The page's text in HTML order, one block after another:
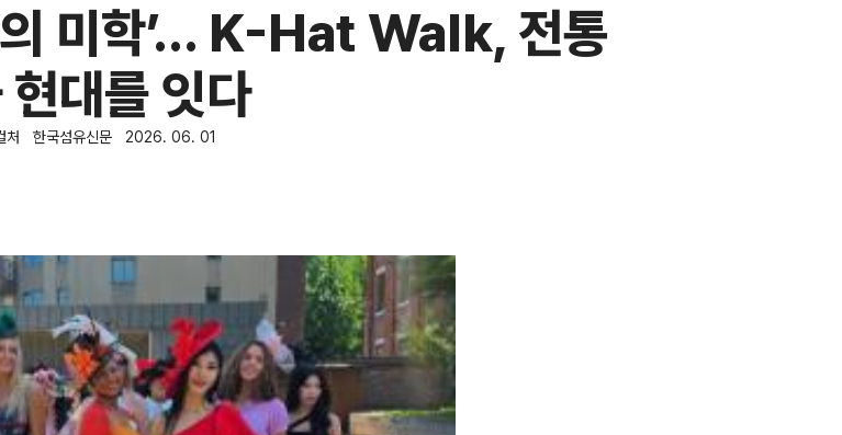
의 미학’… K-Hat Walk, 전통
현대를 잇다
처 한국섬유신문 2026. 06. 01